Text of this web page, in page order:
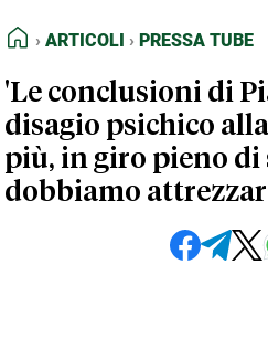
FEED RSS
NORMATIVE
TERMINI e CONDIZIONI
HOME
ARTICOLI PRESSA TUBE
'Le conclusioni di
disagio psichico
più, in giro pieno
dobbiamo